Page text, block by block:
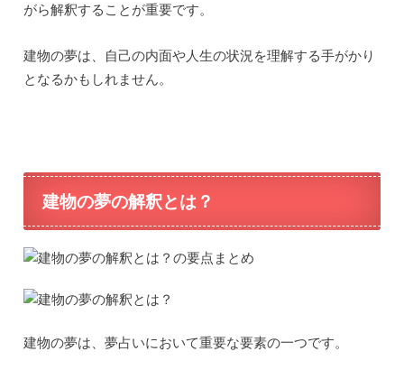
がら解釈することが重要です。
建物の夢は、自己の内面や人生の状況を理解する手がかり
となるかもしれません。
建物の夢の解釈とは？
建物の夢は、夢占いにおいて重要な要素の一つです。